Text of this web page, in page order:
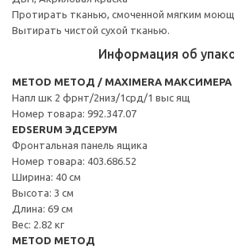
Протирать тканью, смоченной мягким
Вытирать чистой сухой тканью.
Информация об
METOD МЕТОД / MAXIMERA МАКСИМЕРА
Напл шк 2 фрнт/2низ/1срд/1 выс ящ
Номер товара: 992.347.07
EDSERUM ЭДСЕРУМ
Фронтальная панель ящика
Номер товара: 403.686.52
Ширина: 40 см
Высота: 3 см
Длина: 69 см
Вес: 2.82 кг
METOD МЕТОД